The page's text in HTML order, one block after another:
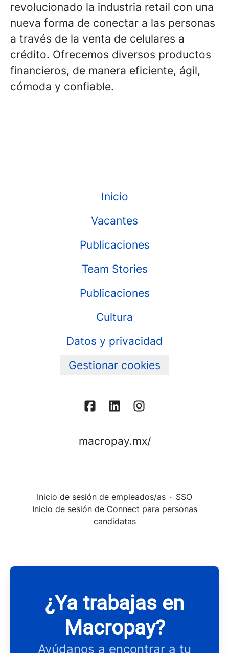
revolucionado la industria retail con una
nueva forma de conectar a las personas
a través de la venta de celulares a
crédito. Ofrecemos diversos productos
financieros, de manera eficiente, ágil,
cómoda y confiable.
Inicio
Vacantes
Publicaciones
Team Stories
Publicaciones
Cultura
Datos y privacidad
Gestionar cookies
macropay.mx/
Inicio de sesión de empleados/as · SSO
Inicio de sesión de Connect para personas
candidatas
¿Ya trabajas en
Macropay?
Ayúdanos a encontrar a tu